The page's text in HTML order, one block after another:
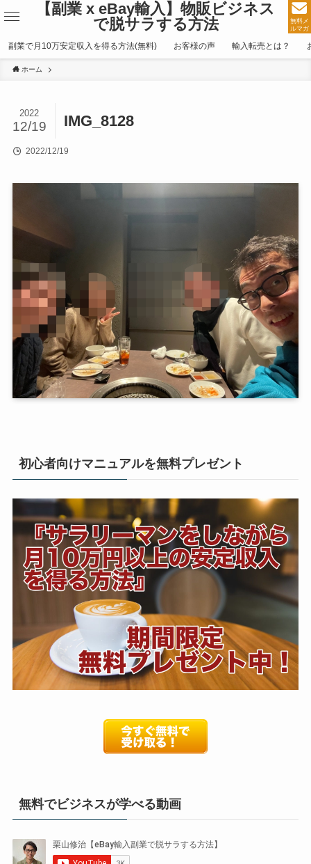
【副業 x eBay輸入】物販ビジネス
で脱サラする方法
無料メ
ルマガ
副業で月10万安定収入を得る方法(無料) お客様の声 輸入転売とは？
ホーム
IMG_8128
2022
12/19
2022/12/19
初心者向けマニュアルを無料プレゼント
無料でビジネスが学べる動画